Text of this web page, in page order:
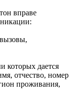
вправе
которых дается
отчество, номер
проживания,